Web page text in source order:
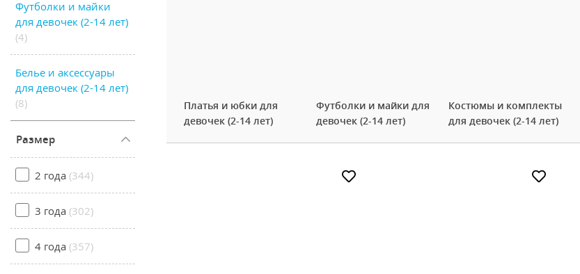
Футболки и майки
для девочек (2-14 лет)
(4)
Белье и аксессуары
для девочек (2-14 лет)
(8)
Размер
2 года (344)
3 года (302)
4 года (357)
Платья и юбки для
девочек (2-14 лет)
Футболки и майки для
девочек (2-14 лет)
Костюмы и комплекты
для девочек (2-14 лет)